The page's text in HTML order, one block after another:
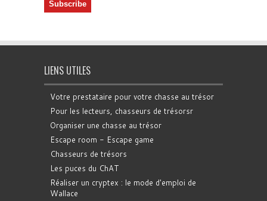
LIENS UTILES
Votre prestataire pour votre chasse au trésor
Pour les lecteurs, chasseurs de trésorsr
Organiser une chasse au trésor
Escape room - Escape game
Chasseurs de trésors
Les puces du ChAT
Réaliser un cryptex : le mode d'emploi de
Wallace